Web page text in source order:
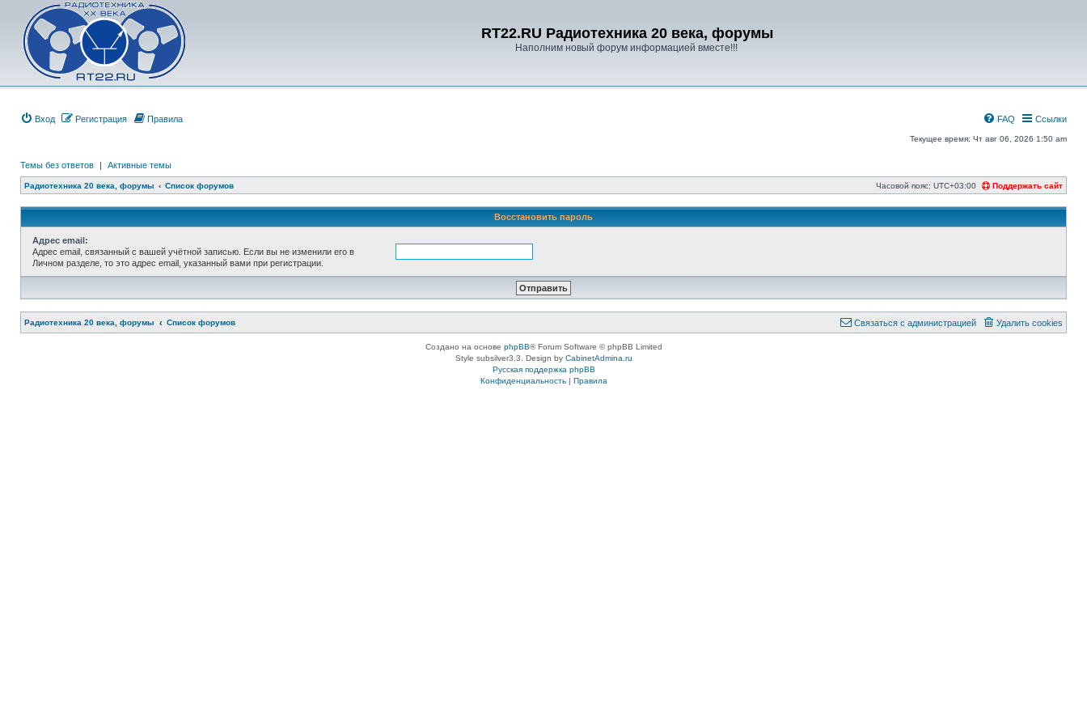
RT22.RU Радиотехника 20 века, форумы
Наполним новый форум информацией вместе!!!
Вход Регистрация Ссылки
FAQ
Правила
Текущее время: Чт авг 06, 2026 1:50 am
Темы без ответов | Активные темы
Радиотехника 20 века, форумы Список форумов Поддержать сайт
Часовой пояс: UTC+03:00
Восстановить пароль
Адрес email:
Адрес email, связанный с вашей учётной записью. Если вы не изменили его в
Личном разделе, то это адрес email, указанный вами при регистрации.
Радиотехника 20 века, форумы Список форумов Удалить cookies
Связаться с администрацией
Создано на основе phpBB® Forum Software © phpBB Limited
Style subsilver3.3. Design by CabinetAdmina.ru
Русская поддержка phpBB
Конфиденциальность| Правила